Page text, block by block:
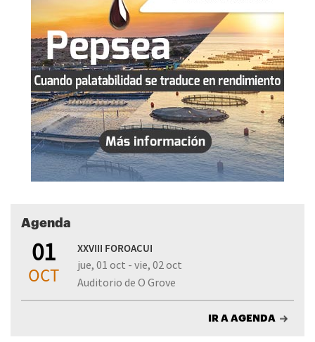
Agenda
01
OCT
XXVIII FOROACUI
jue, 01 oct - vie, 02 oct
Auditorio de O Grove
IR A AGENDA